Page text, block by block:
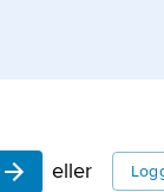
eller